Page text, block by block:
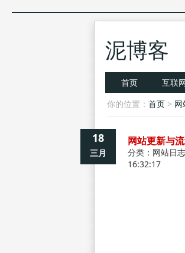
泥博客
首页 互联
你的位置： 首页> 网
18
三月
网站更新与
分类： 网站日志
16:32:17